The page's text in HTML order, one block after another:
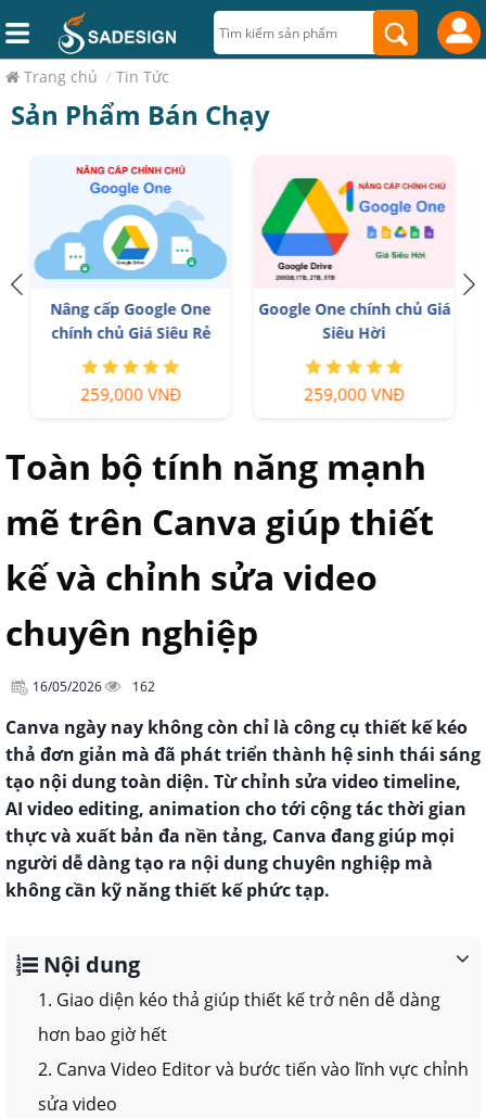
Trang chủ / Tin Tức
Sản Phẩm Bán Chạy
Nâng cấp Google One
chính chủ Giá Siêu Rẻ
259,000 VNĐ
Google One chính chủ Giá
Siêu Hời
259,000 VNĐ
Toàn bộ tính năng mạnh
mẽ trên Canva giúp thiết
kế và chỉnh sửa video
chuyên nghiệp
16/05/2026 162
Canva ngày nay không còn chỉ là công cụ thiết kế kéo
thả đơn giản mà đã phát triển thành hệ sinh thái sáng
tạo nội dung toàn diện. Từ chỉnh sửa video timeline,
AI video editing, animation cho tới cộng tác thời gian
thực và xuất bản đa nền tảng, Canva đang giúp mọi
người dễ dàng tạo ra nội dung chuyên nghiệp mà
không cần kỹ năng thiết kế phức tạp.
Nội dung
1. Giao diện kéo thả giúp thiết kế trở nên dễ dàng
hơn bao giờ hết
2. Canva Video Editor và bước tiến vào lĩnh vực chỉnh
sửa video